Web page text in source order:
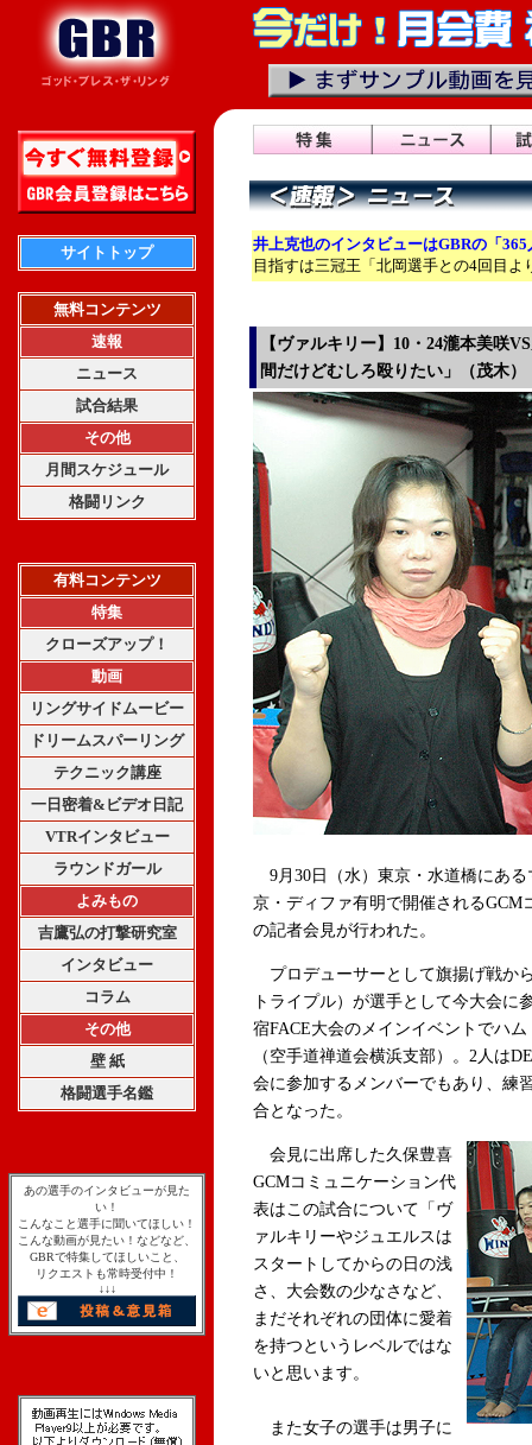
サイトトップ
無料コンテンツ
速報
ニュース
試合結果
その他
月間スケジュール
格闘リンク
有料コンテンツ
特集
クローズアップ！
動画
リングサイドムービー
ドリームスパーリング
テクニック講座
一日密着&ビデオ日記
VTRインタビュー
ラウンドガール
よみもの
吉鷹弘の打撃研究室
インタビュー
コラム
その他
壁 紙
格闘選手名鑑
あの選手のインタビューが見た
い！
こんなこと選手に聞いてほしい！
こんな動画が見たい！などなど、
GBRで特集してほしいこと、
リクエストも常時受付中！
↓↓↓
井上克也のインタビューはGBRの「
目指すは三冠王「北岡選手との4回目
【ヴァルキリー】10・24瀧本美咲
間だけどむしろ殴りたい」（茂木）
9月30日（水）東京・水道橋にある
京・ディファ有明で開催される
の記者会見が行われた。
プロデューサーとして旗揚げ戦か
トライプル）が選手として今大会に
宿FACE大会のメインイベントでハ
（空手道禅道会横浜支部）。2人は
会に参加するメンバーでもあり、練
合となった。
会見に出席した久保豊喜
GCMコミュニケーション代
表はこの試合について「ヴ
ァルキリーやジュエルスは
スタートしてからの日の浅
さ、大会数の少なさなど、
まだそれぞれの団体に愛着
を持つというレベルではな
いと思います。
また女子の選手は男子に